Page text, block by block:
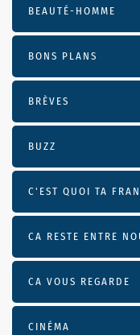
BEAUTÉ-HOMME
BONS PLANS
BRÈVES
BUZZ
C'EST QUOI TA
CA RESTE ENTRE
CA VOUS REGARDE
CINÉMA